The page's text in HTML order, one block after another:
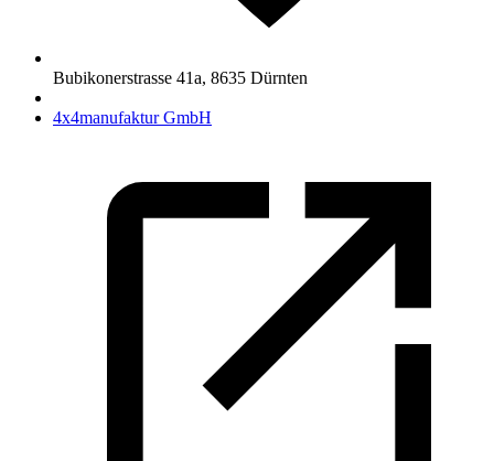
Bubikonerstrasse 41a, 8635 Dürnten
4x4manufaktur GmbH